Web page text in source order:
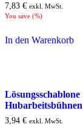
7,83 € exkl. MwSt.
You save (%)
In den Warenkorb
Lösungsschablone
Hubarbeitsbühnen
3,94 € exkl. MwSt.